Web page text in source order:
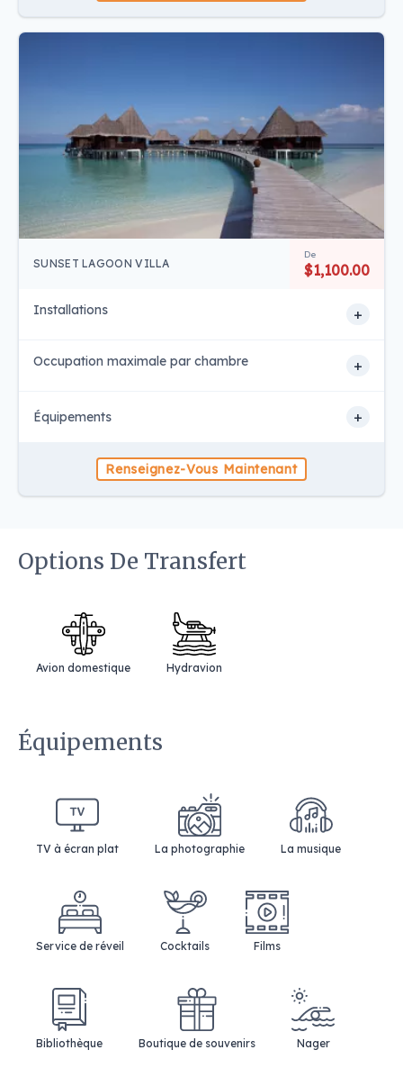
SUNSET LAGOON VILLA
De
$1,100.00
Installations +
Occupation maximale par chambre +
Équipements +
Renseignez-Vous Maintenant
Options De Transfert
Avion domestique Hydravion
Équipements
TV à écran plat La photographie La musique
Service de réveil Cocktails Films
Bibliothèque Boutique de souvenirs Nager